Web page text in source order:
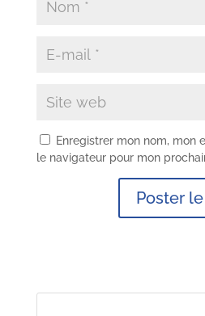
Enregistrer mon nom, mon
le navigateur pour mon